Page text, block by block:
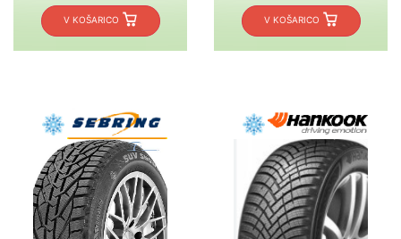
V KOŠARICO V KOŠARICO